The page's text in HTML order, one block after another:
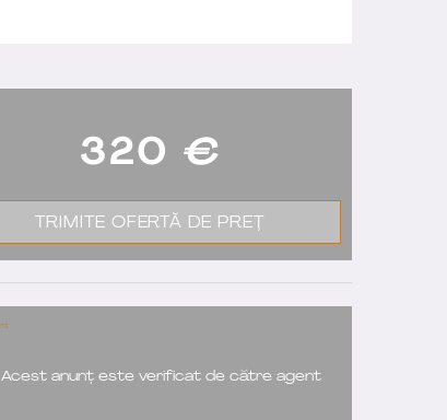
Acest anunț este verificat de către agent
320 €
TRIMITE OFERTĂ DE PREȚ